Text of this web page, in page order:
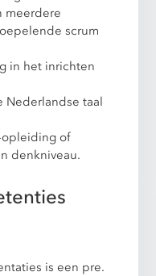
meerdere
scrum
in het inrichten
Nederlandse taal
opleiding of
denkniveau.
is een pre.